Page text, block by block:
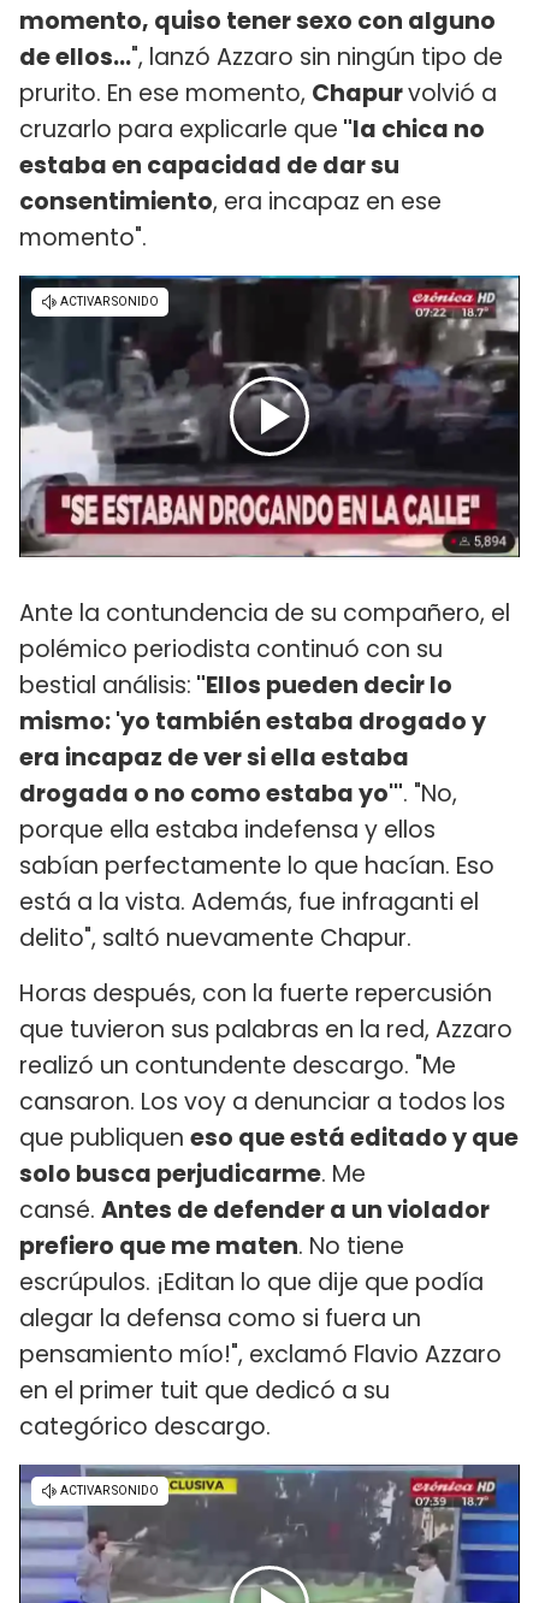
momento, quiso tener sexo con alguno
de ellos...", lanzó Azzaro sin ningún tipo de
prurito. En ese momento, Chapurvolvió a
cruzarlo para explicarle que "la chica no
estaba en capacidad de dar su
consentimiento, era incapaz en ese
momento".
Ante la contundencia de su compañero, el
polémico periodista continuó con su
bestial análisis: "Ellos pueden decir lo
mismo: 'yo también estaba drogado y
era incapaz de ver si ella estaba
drogada o no como estaba yo'". "No,
porque ella estaba indefensa y ellos
sabían perfectamente lo que hacían. Eso
está a la vista. Además, fue infraganti el
delito", saltó nuevamente Chapur.
Horas después, con la fuerte repercusión
que tuvieron sus palabras en la red, Azzaro
realizó un contundente descargo. "Me
cansaron. Los voy a denunciar a todos los
que publiquen eso que está editado y que
solo busca perjudicarme. Me
cansé. Antes de defender a un violador
prefiero que me maten. No tiene
escrúpulos. ¡Editan lo que dije que podía
alegar la defensa como si fuera un
pensamiento mío!", exclamó Flavio Azzaro
en el primer tuit que dedicó a su
categórico descargo.